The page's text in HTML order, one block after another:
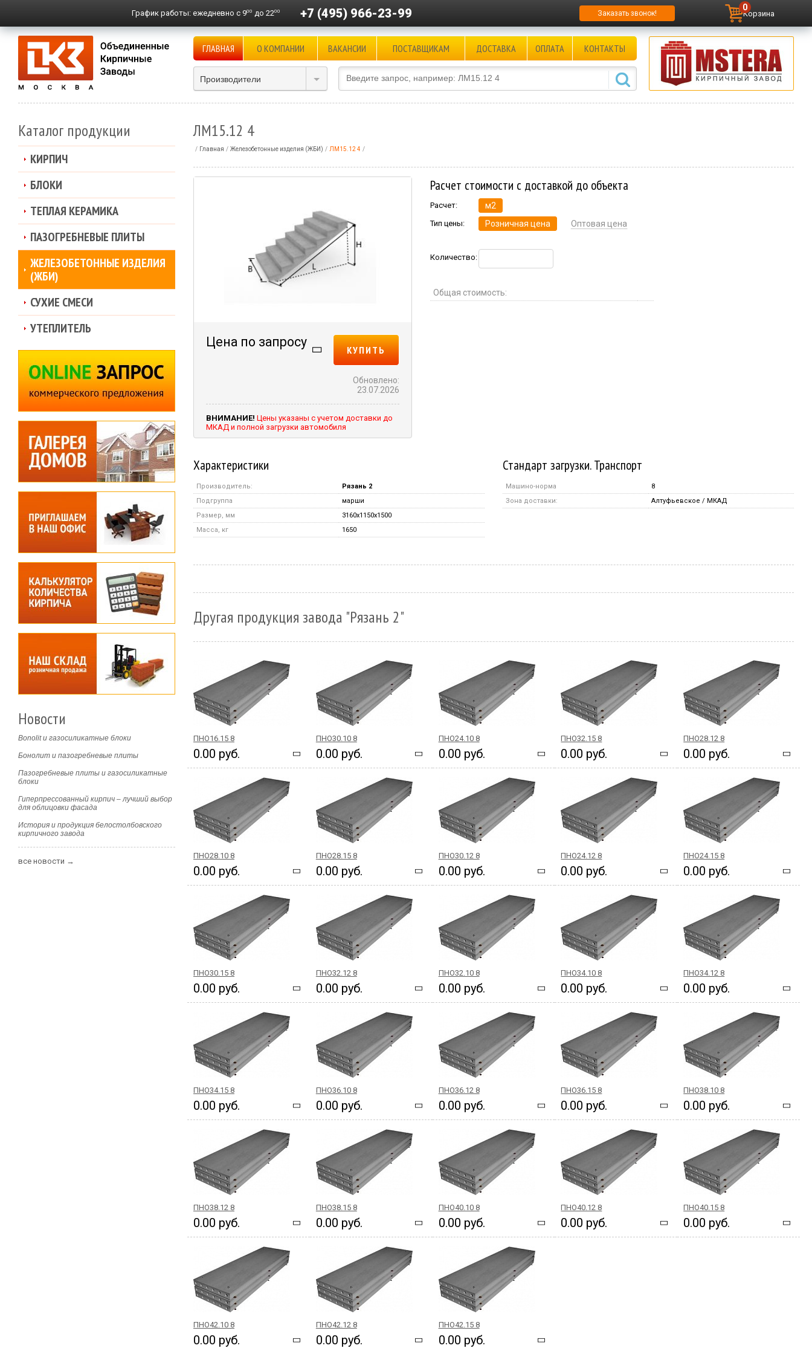
График работы: ежедневно с 900 до 2200 +7 (495) 966-23-99 Заказать звонок! Корзина
0
ГЛАВНАЯ О КОМПАНИИ ВАКАНСИИ ПОСТАВЩИКАМ ДОСТАВКА ОПЛАТА КОНТАКТЫ
Производители
ЛМ15.12 4
Главная Железобетонные изделия (ЖБИ) ЛМ15.12 4
Цена по запросу
КУПИТЬ
Обновлено:
23.07.2026
ВНИМАНИЕ! Цены указаны с учетом доставки до
МКАД и полной загрузки автомобиля
Расчет стоимости с доставкой до объекта
Расчет: м2
Тип цены: Розничная цена Оптовая цена
Количество:
Общая стоимость:
Характеристики
Производитель:
Рязань 2
Подгруппа
марши
Размер, мм
3160x1150x1500
Масса, кг
1650
Стандарт загрузки. Транспорт
Машино-норма
8
Зона доставки:
Алтуфьевское / МКАД
Другая продукция завода "Рязань 2"
ПНО16.15 8
0.00 руб.
ПНО30.10 8
0.00 руб.
ПНО24.10 8
0.00 руб.
ПНО32.15 8
0.00 руб.
ПНО28.12 8
0.00 руб.
ПНО28.10 8
0.00 руб.
ПНО28.15 8
0.00 руб.
ПНО30.12 8
0.00 руб.
ПНО24.12 8
0.00 руб.
ПНО24.15 8
0.00 руб.
ПНО30.15 8
0.00 руб.
ПНО32.12 8
0.00 руб.
ПНО32.10 8
0.00 руб.
ПНО34.10 8
0.00 руб.
ПНО34.12 8
0.00 руб.
ПНО34.15 8
0.00 руб.
ПНО36.10 8
0.00 руб.
ПНО36.12 8
0.00 руб.
ПНО36.15 8
0.00 руб.
ПНО38.10 8
0.00 руб.
ПНО38.12 8
0.00 руб.
ПНО38.15 8
0.00 руб.
ПНО40.10 8
0.00 руб.
ПНО40.12 8
0.00 руб.
ПНО40.15 8
0.00 руб.
ПНО42.10 8
0.00 руб.
ПНО42.12 8
0.00 руб.
ПНО42.15 8
0.00 руб.
Каталог продукции
КИРПИЧ
БЛОКИ
ТЕПЛАЯ КЕРАМИКА
ПАЗОГРЕБНЕВЫЕ ПЛИТЫ
ЖЕЛЕЗОБЕТОННЫЕ ИЗДЕЛИЯ
(ЖБИ)
СУХИЕ СМЕСИ
УТЕПЛИТЕЛЬ
Новости
Bonolit и газосиликатные блоки
Бонолит и пазогребневые плиты
Пазогребневые плиты и газосиликатные
блоки
Гиперпрессованный кирпич – лучший выбор
для облицовки фасада
История и продукция белостолбовского
кирпичного завода
все новости →